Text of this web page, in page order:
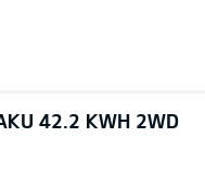
42.2 KWH 2WD